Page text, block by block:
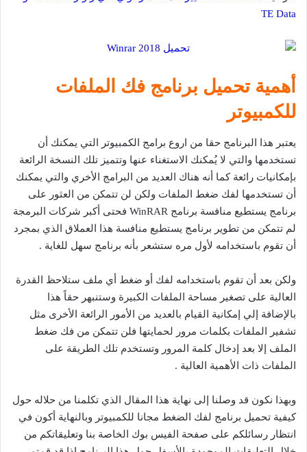
TE Data
أهمية تحميل برنامج فك الملفات
للكمبيوتر
يعتبر هذا البرنامج حقا من اروع برامج الكمبيوتر التي يمكنك أن
تستخدمها والتي لا يُمكنك الاستغناء عنها وتتميز تلك النسخة الرائعة
بإمكانيات رائعة كما أنه هناك العديد من البرامج الأخري والتي يمكنك
أن تستخدمها لفك ضغط الملفات ولكن لن تتمكن من العثور على
برنامج يستطيع منافسة برنامج WinRAR فحتى أكبر شركات البرمجة
لم تتمكن من تطوير برنامج يستطيع منافسة هذا العملاق الذي بمجرد
أن تقوم باستخدامه لأول مره ستشعر بأنه برنامج سهل للغاية .
ولكن بعد أن تقوم باستخدامه لفك أو ضغط أي ملف ستلاحظ القدرة
العالية على تصغير مساحة الملفات الكبيرة وستنبهر حقاً هذا
بالإضافة إلي إمكانية القيام بالعديد من الأمور الرائعة الأخرى مثل
تشفير الملفات بكلمات مرور لحمايتها فلن تتمكن من فك ضغط
الملف إلا بعد إدخال كلمة المرور وتستخدم تلك الطريقة على
الملفات ذات الأهمية العالية .
وبهذا نكون قد وصلنا إلى نهاية هذا المقال الذي تكلمنا من حلاله حول
كيفية تحميل برنامج لفك الضغط مجانا للكمبيوتر وبالنهاية أكون في
انتظار رسائلكم على صفحة الفيس بوك الخاصة بنا وتعليقاتكم من